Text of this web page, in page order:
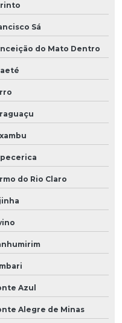
Sá
do Mato Dentro
do Rio Claro
Azul
Alegre de Minas